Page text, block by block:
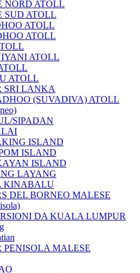
NORD ATOLL
SUD ATOLL
ATOLL
ATOLL
ATOLL
ATOLL
SRI LANKA
(SUVADIVA) ATOLL
SIPADAN
ISLAND
ISLAND
ISLAND
LAYANG
KINABALU
DEL BORNEO MALESE
DA KUALA LUMPUR
PENISOLA MALESE